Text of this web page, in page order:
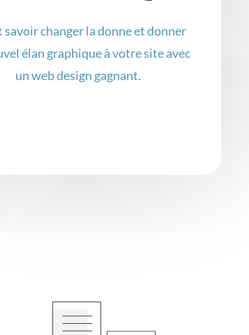
savoir changer la donne et donner
élan graphique à votre site avec
un web design gagnant.